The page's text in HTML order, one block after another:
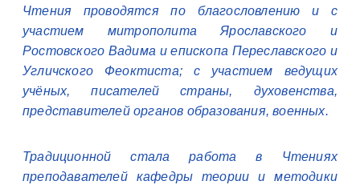
Чтения проводятся по благословлению и с
участием митрополита Ярославского и
Ростовского Вадима и епископа Переславского и
Угличского Феоктиста; с участием ведущих
учёных, писателей страны, духовенства,
представителей органов образования, военных.
Традиционной стала работа в Чтениях
преподавателей кафедры теории и методики